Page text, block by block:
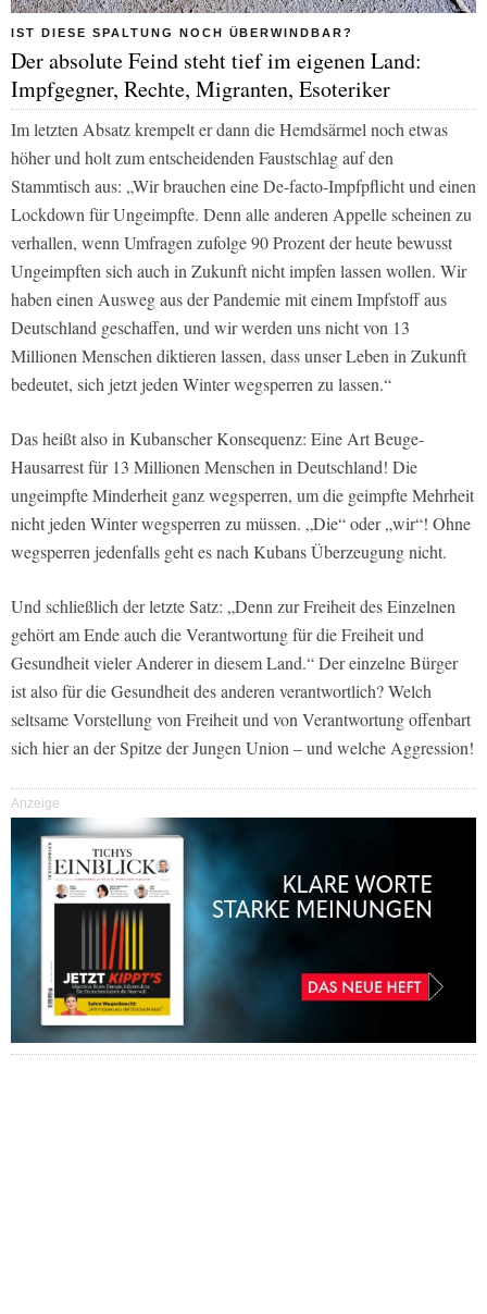
IST DIESE SPALTUNG NOCH ÜBERWINDBAR?
Der absolute Feind steht tief im eigenen Land:
Impfgegner, Rechte, Migranten, Esoteriker
Im letzten Absatz krempelt er dann die Hemdsärmel noch etwas
höher und holt zum entscheidenden Faustschlag auf den
Stammtisch aus: „Wir brauchen eine De-facto-Impfpflicht und einen
Lockdown für Ungeimpfte. Denn alle anderen Appelle scheinen zu
verhallen, wenn Umfragen zufolge 90 Prozent der heute bewusst
Ungeimpften sich auch in Zukunft nicht impfen lassen wollen. Wir
haben einen Ausweg aus der Pandemie mit einem Impfstoff aus
Deutschland geschaffen, und wir werden uns nicht von 13
Millionen Menschen diktieren lassen, dass unser Leben in Zukunft
bedeutet, sich jetzt jeden Winter wegsperren zu lassen.“
Das heißt also in Kubanscher Konsequenz: Eine Art Beuge-
Hausarrest für 13 Millionen Menschen in Deutschland! Die
ungeimpfte Minderheit ganz wegsperren, um die geimpfte Mehrheit
nicht jeden Winter wegsperren zu müssen. „Die“ oder „wir“! Ohne
wegsperren jedenfalls geht es nach Kubans Überzeugung nicht.
Und schließlich der letzte Satz: „Denn zur Freiheit des Einzelnen
gehört am Ende auch die Verantwortung für die Freiheit und
Gesundheit vieler Anderer in diesem Land.“ Der einzelne Bürger
ist also für die Gesundheit des anderen verantwortlich? Welch
seltsame Vorstellung von Freiheit und von Verantwortung offenbart
sich hier an der Spitze der Jungen Union – und welche Aggression!
Anzeige